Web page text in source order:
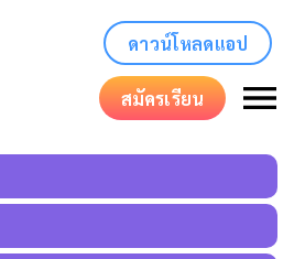
ดาวน์โหลดแอป
สมัครเรียน